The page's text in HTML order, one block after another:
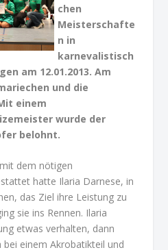
chen
Meisterschafte
n in
karnevalistisch
am 12.01.2013. Am
und die
einem
wurde der
belohnt.
dem nötigen
hatte Ilaria Darnese, in
das Ziel ihre Leistung zu
sie ins Rennen. Ilaria
etwas verhalten, dann
einem Akrobatikteil und